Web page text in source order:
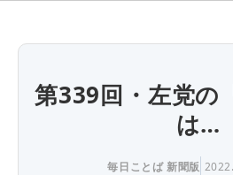
第339回・左党
は…
毎日ことば 新聞版